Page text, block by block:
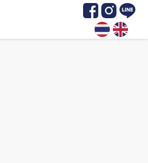
ImageImageImage